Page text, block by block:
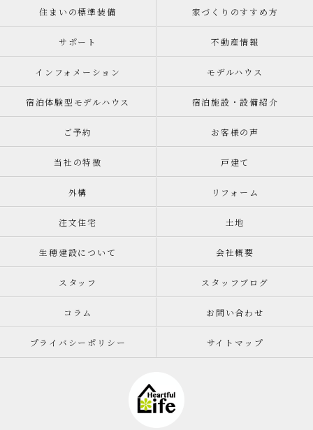
住まいの標準装備 家づくりのすすめ方
サポート 不動産情報
インフォメーション モデルハウス
宿泊体験型モデルハウス 宿泊施設・設備紹介
ご予約 お客様の声
当社の特徴 戸建て
外構 リフォーム
注文住宅 土地
生穂建設について 会社概要
スタッフ スタッフブログ
コラム お問い合わせ
プライバシーポリシー サイトマップ